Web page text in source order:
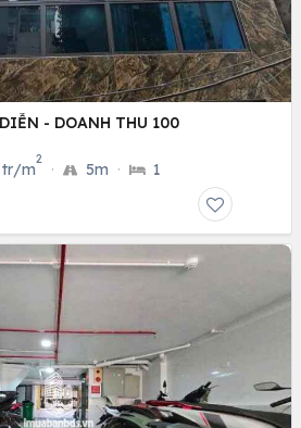
- DOANH THU 100
tr/m
2
· 5m · 1